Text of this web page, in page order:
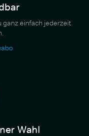
ganz einfach jederzeit
Wahl